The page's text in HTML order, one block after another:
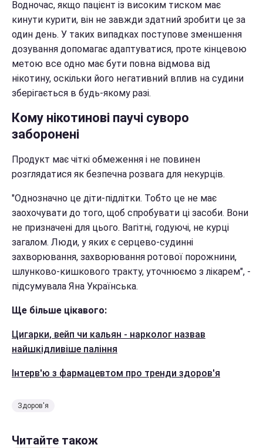
Водночас, якщо пацієнт із високим тиском має
кинути курити, він не завжди здатний зробити це за
один день. У таких випадках поступове зменшення
дозування допомагає адаптуватися, проте кінцевою
метою все одно має бути повна відмова від
нікотину, оскільки його негативний вплив на судини
зберігається в будь-якому разі.
Кому нікотинові паучі суворо
заборонені
Продукт має чіткі обмеження і не повинен
розглядатися як безпечна розвага для некурців.
"Однозначно це діти-підлітки. Тобто це не має
заохочувати до того, щоб спробувати ці засоби. Вони
не призначені для цього. Вагітні, годуючі, не курці
загалом. Люди, у яких є серцево-судинні
захворювання, захворювання ротової порожнини,
шлунково-кишкового тракту, уточнюємо з лікарем", -
підсумувала Яна Українська.
Ще більше цікавого:
Цигарки, вейп чи кальян - нарколог назвав
найшкідливіше паління
Інтерв'ю з фармацевтом про тренди здоров'я
Здоров'я
Читайте також